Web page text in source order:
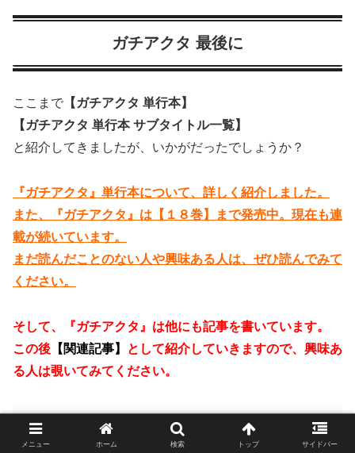
ガチアクタ 最後に
ここまで 【ガチアクタ 単行本】
【ガチアクタ 単行本 サブタイトル一覧】
と紹介してきましたが、いかがだったでしょうか？
『ガチアクタ』単行本について、詳しく紹介しました。
また、『ガチアクタ』は【１８巻】まで発売中。現在も連
載が続いています。
まだ読んだことのない人や興味ある人は、ぜひ読んでみて
ください。
そして、『ガチアクタ』は他にも記事を書いています。
この後 【関連記事】
として紹介していきますので、興味あ
る人は覗いてみてください。
連載【関連記事】
メニュー ホーム 検索 トップ サイドバー